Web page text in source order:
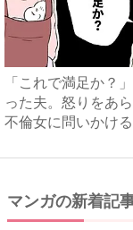
「これで満足か？
った夫。怒りをあら
不倫女に問いかけ
マンガの新着記